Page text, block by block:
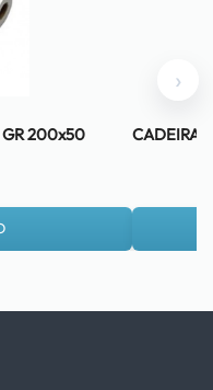
GR 200x50 CADEIRA
›